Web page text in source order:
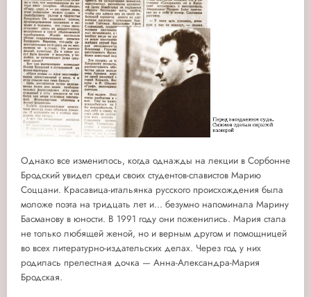
Однако все изменилось, когда однажды на лекции в Сорбонне
Бродский увидел среди своих студентов-славистов Марию
Соццани. Красавица-итальянка русского происхождения была
моложе поэта на тридцать лет и... безумно напоминала Марину
Басманову в юности. В 1991 году они поженились. Мария стала
не только любящей женой, но и верным другом и помощницей
во всех литературно-издательских делах. Через год у них
родилась прелестная дочка — Анна-Александра-Мария
Бродская.